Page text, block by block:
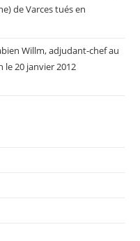
de Varces tués en
Willm, adjudant-chef au
le 20 janvier 2012